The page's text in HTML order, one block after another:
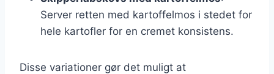
Server retten med kartoffelmos i stedet for
hele kartofler for en cremet konsistens.
Disse variationer gør det muligt at